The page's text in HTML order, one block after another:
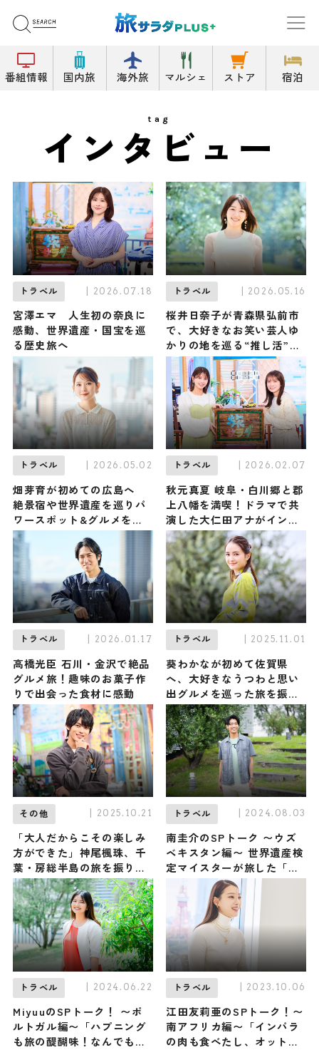
番組情報 国内旅 海外旅 マルシェ ストア 宿泊
tag
インタビュー
トラベル | 2026.07.18
宮澤エマ 人生初の奈良に
感動、世界遺産・国宝を巡
る歴史旅へ
トラベル | 2026.05.16
桜井日奈子が青森県弘前市
で、大好きなお笑い芸人ゆ
かりの地を巡る“推し活”旅
へ
トラベル | 2026.05.02
畑芽育が初めての広島へ
絶景宿や世界遺産を巡りパ
ワースポット&グルメを満
喫
トラベル | 2026.02.07
秋元真夏 岐阜・白川郷と郡
上八幡を満喫！ドラマで共
演した大仁田アナがインタ
ビュー
トラベル | 2026.01.17
高橋光臣 石川・金沢で絶品
グルメ旅！趣味のお菓子作
りで出会った食材に感動
トラベル | 2025.11.01
葵わかなが初めて佐賀県
へ、大好きなうつわと思い
出グルメを巡った旅を振り
返る
その他 | 2025.10.21
「大人だからこその楽しみ
方ができた」神尾楓珠、千
葉・房総半島の旅を振り返
るーー
トラベル | 2024.08.03
南圭介のSPトーク 〜ウズ
ベキスタン編〜 世界遺産検
定マイスターが旅した「太
陽の国」の魅力とは？
トラベル | 2024.06.22
MiyuuのSPトーク！ 〜ポ
ルトガル編〜「ハプニング
も旅の醍醐味！なんでも意
トラベル | 2023.10.06
江田友莉亜のSPトーク！〜
南アフリカ編〜「インパラ
の肉も食べたし、オットセ